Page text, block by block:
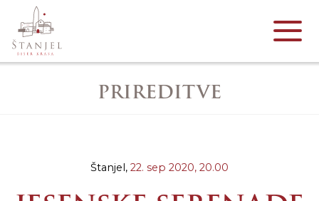
PRIREDITVE
Štanjel, 22. sep 2020, 20.00